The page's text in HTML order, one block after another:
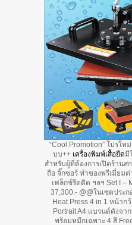
“Cool Promotion” โปรใ
บบ++ เครื่องพิมพ์เสื้อยืดมี
สำหรับผู้ที่ต้องการเปิดร้านส
ถือ จิ๊กซอร์ ทำของพรีเมี่ยม
เฟล็กซ์รีดติด ฯลฯ Set I –
37,300.- @@ในเซตประ
Heat Press 4 in 1 หน้าก
Portrait A4 แบรนด์ดังจา
พร้อมหมึกเฉพาะ 4 สี